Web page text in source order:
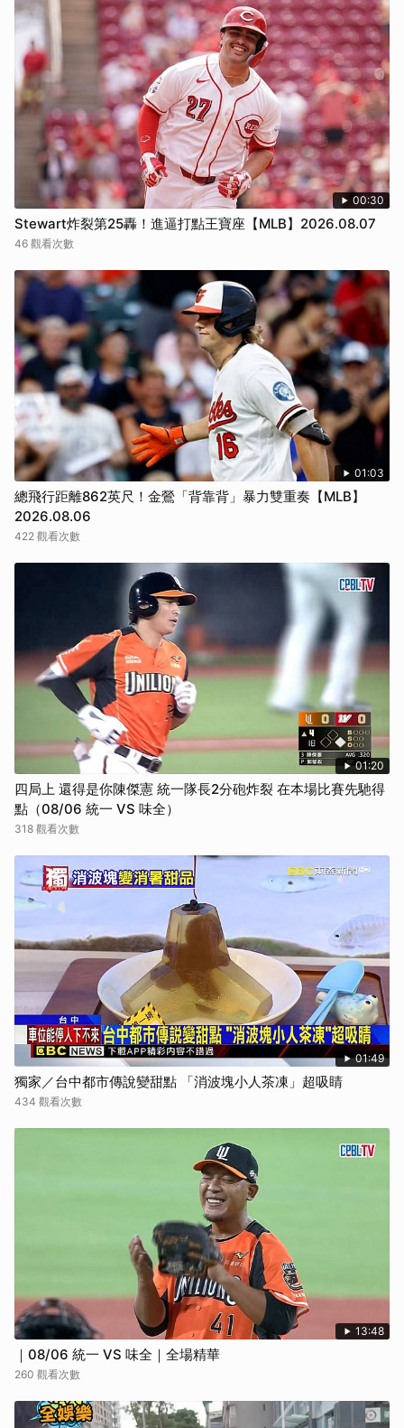
00:30
Stewart炸裂第25轟！進逼打點王寶座【MLB】2026.08.07
46 觀看次數
01:03
總飛行距離862英尺！金鶯「背靠背」暴力雙重奏【MLB】
2026.08.06
422 觀看次數
01:20
四局上 還得是你陳傑憲 統一隊長2分砲炸裂 在本場比賽先馳得
點（08/06 統一 VS 味全）
318 觀看次數
01:49
獨家／台中都市傳說變甜點 「消波塊小人茶凍」超吸睛
434 觀看次數
13:48
｜08/06 統一 VS 味全｜全場精華
260 觀看次數